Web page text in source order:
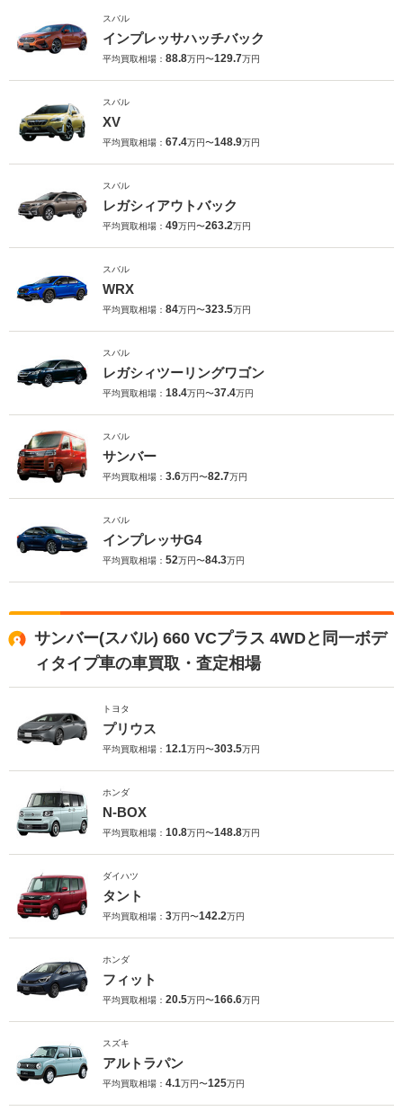
スバル
インプレッサハッチバック
平均買取相場： 88.8万円〜129.7万円
スバル
XV
平均買取相場： 67.4万円〜148.9万円
スバル
レガシィアウトバック
平均買取相場： 49万円〜263.2万円
スバル
WRX
平均買取相場： 84万円〜323.5万円
スバル
レガシィツーリングワゴン
平均買取相場： 18.4万円〜37.4万円
スバル
サンバー
平均買取相場： 3.6万円〜82.7万円
スバル
インプレッサG4
平均買取相場： 52万円〜84.3万円
サンバー(スバル) 660 VCプラス 4WDと同一ボデ
ィタイプ車の車買取・査定相場
トヨタ
プリウス
平均買取相場： 12.1万円〜303.5万円
ホンダ
N-BOX
平均買取相場： 10.8万円〜148.8万円
ダイハツ
タント
平均買取相場： 3万円〜142.2万円
ホンダ
フィット
平均買取相場： 20.5万円〜166.6万円
スズキ
アルトラパン
平均買取相場： 4.1万円〜125万円